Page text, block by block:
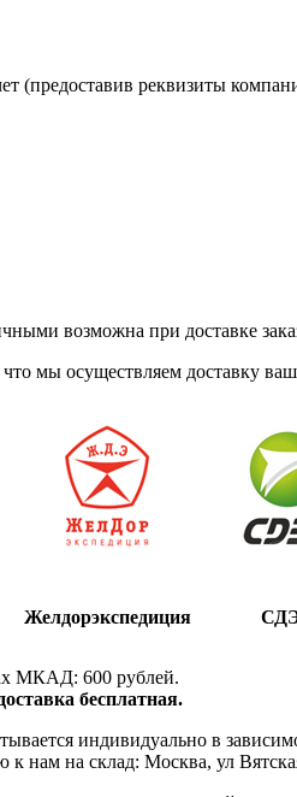
(предоставив реквизиты
возможна при доставке
мы осуществляем доставку
Желдорэкспедиция
МКАД: 600 рублей.
бесплатная.
индивидуально в
нам на склад: Москва, ул